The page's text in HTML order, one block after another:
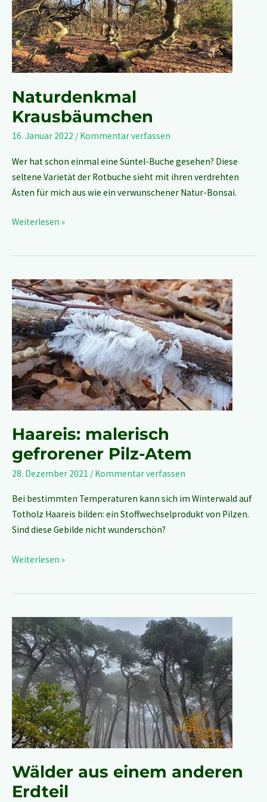
Naturdenkmal
Krausbäumchen
16. Januar 2022 / Kommentar verfassen
Wer hat schon einmal eine Süntel-Buche gesehen? Diese
seltene Varietät der Rotbuche sieht mit ihren verdrehten
Ästen für mich aus wie ein verwunschener Natur-Bonsai.
Weiterlesen »
Haareis: malerisch
gefrorener Pilz-Atem
28. Dezember 2021 / Kommentar verfassen
Bei bestimmten Temperaturen kann sich im Winterwald auf
Totholz Haareis bilden: ein Stoffwechselprodukt von Pilzen.
Sind diese Gebilde nicht wunderschön?
Haareis:
malerisch
gefrorener
Pilz-
Atem
Weiterlesen »
Wälder aus einem anderen
Erdteil
Wälder
aus
einem
anderen
Erdteil